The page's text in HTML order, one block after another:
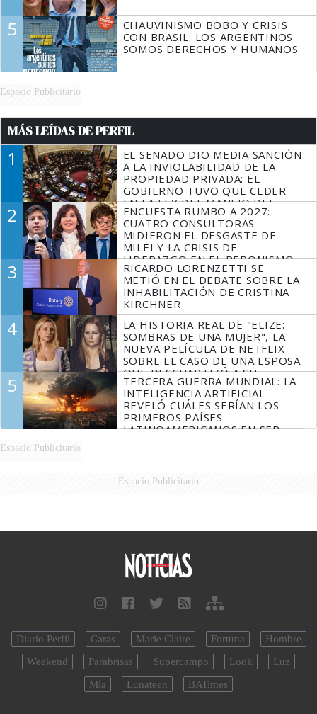
5
CHAUVINISMO BOBO Y CRISIS
CON BRASIL: LOS ARGENTINOS
SOMOS DERECHOS Y HUMANOS
Espacio Publicitario
MÁS LEÍDAS DE PERFIL
1
EL SENADO DIO MEDIA SANCIÓN
A LA INVIOLABILIDAD DE LA
PROPIEDAD PRIVADA: EL
GOBIERNO TUVO QUE CEDER
EN LA LEY DEL MANEJO DEL
FUEGO
2
ENCUESTA RUMBO A 2027:
CUATRO CONSULTORAS
MIDIERON EL DESGASTE DE
MILEI Y LA CRISIS DE
LIDERAZGO EN EL PERONISMO
3
RICARDO LORENZETTI SE
METIÓ EN EL DEBATE SOBRE LA
INHABILITACIÓN DE CRISTINA
KIRCHNER
4
LA HISTORIA REAL DE "ELIZE:
SOMBRAS DE UNA MUJER", LA
NUEVA PELÍCULA DE NETFLIX
SOBRE EL CASO DE UNA ESPOSA
QUE DESCUARTIZÓ A SU
MARIDO
5
TERCERA GUERRA MUNDIAL: LA
INTELIGENCIA ARTIFICIAL
REVELÓ CUÁLES SERÍAN LOS
PRIMEROS PAÍSES
LATINOAMERICANOS EN SER
Espacio Publicitario
Espacio Publicitario
Diario Perfil Caras Marie Claire Fortuna
Hombre
Weekend
Parabrisas Supercampo Look
Luz
Mía
Lunateen BATimes